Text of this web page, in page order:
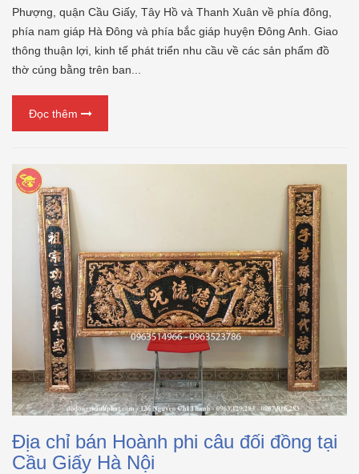
Phượng, quận Cầu Giấy, Tây Hồ và Thanh Xuân về phía đông,
phía nam giáp Hà Đông và phía bắc giáp huyện Đông Anh. Giao
thông thuận lợi, kinh tế phát triển nhu cầu về các sản phẩm đồ
thờ cúng bằng trên ban...
Đọc thêm
Địa chỉ bán Hoành phi câu đối đồng tại
Cầu Giấy Hà Nội